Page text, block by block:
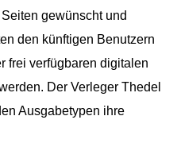
gewünscht und
den künftigen Benutzern
frei verfügbaren digitalen
Der Verleger Thedel
Ausgabetypen ihre